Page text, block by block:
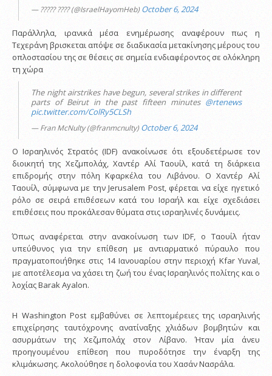
— ????? ???? (@IsraelHayomHeb)October 6, 2024
Παράλληλα, ιρανικά μέσα ενημέρωσης αναφέρουν πως η
Τεχεράνη βρισκεται απόψε σε διαδικασία μετακίνησης μέρους του
οπλοστασίου της σε θέσεις σε σημεία ενδιαφέροντος σε ολόκληρη
τη χώρα
The night airstrikes have begun, several strikes in different
parts of Beirut in the past fifteen minutes @rtenews
pic.twitter.com/ColRy5CLSh
— Fran McNulty (@franmcnulty)October 6, 2024
Ο Ισραηλινός Στρατός (IDF) ανακοίνωσε ότι εξουδετέρωσε τον
διοικητή της Χεζμπολάχ, Χαντέρ Αλί Ταουίλ, κατά τη διάρκεια
επιδρομής στην πόλη Κφαρκέλα του Λιβάνου. Ο Χαντέρ Αλί
Ταουίλ, σύμφωνα με την Jerusalem Post, φέρεται να είχε ηγετικό
ρόλο σε σειρά επιθέσεων κατά του Ισραήλ και είχε σχεδιάσει
επιθέσεις που προκάλεσαν θύματα στις ισραηλινές δυνάμεις.
Όπως αναφέρεται στην ανακοίνωση των IDF, ο Ταουίλ ήταν
υπεύθυνος για την επίθεση με αντιαρματικό πύραυλο που
πραγματοποιήθηκε στις 14 Ιανουαρίου στην περιοχή Kfar Yuval,
με αποτέλεσμα να χάσει τη ζωή του ένας Ισραηλινός πολίτης και ο
λοχίας Barak Ayalon.
Η Washington Post εμβαθύνει σε λεπτομέρειες της ισραηλινής
επιχείρησης ταυτόχρονης ανατίναξης χλιάδων βομβητών και
ασυρμάτων της Χεζμπολάχ στον Λίβανο. Ήταν μία άνευ
προηγουμένου επίθεση που πυροδότησε την έναρξη της
κλιμάκωσης. Ακολούθησε η δολοφονία του Χασάν Νασράλα.